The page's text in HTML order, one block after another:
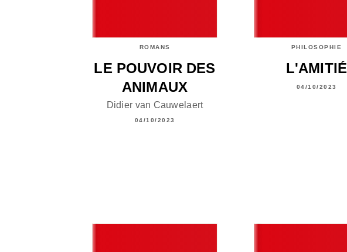
ROMANS
LE POUVOIR DES
ANIMAUX
Didier van Cauwelaert
04/10/2023
PHILOSOPHIE
L'AMITIÉ
04/10/2023